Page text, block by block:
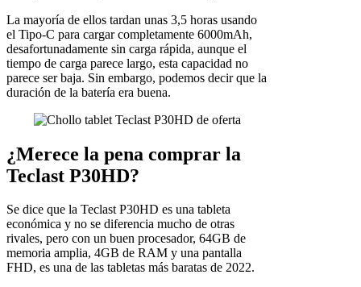
La mayoría de ellos tardan unas 3,5 horas usando
el Tipo-C para cargar completamente 6000mAh,
desafortunadamente sin carga rápida, aunque el
tiempo de carga parece largo, esta capacidad no
parece ser baja. Sin embargo, podemos decir que la
duración de la batería era buena.
¿Merece la pena comprar la
Teclast P30HD?
Se dice que la Teclast P30HD es una tableta
económica y no se diferencia mucho de otras
rivales, pero con un buen procesador, 64GB de
memoria amplia, 4GB de RAM y una pantalla
FHD, es una de las tabletas más baratas de 2022.